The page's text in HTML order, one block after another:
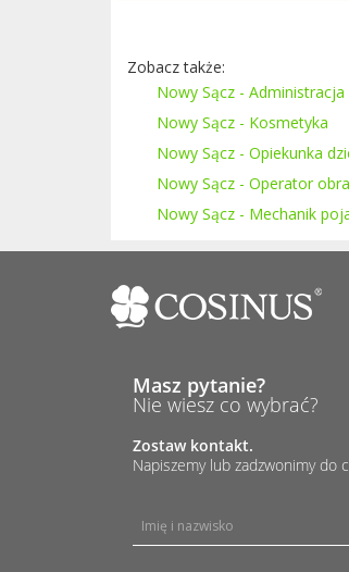
Zobacz także:
Nowy Sącz - Administracja
Nowy Sącz - Kosmetyka
Nowy Sącz - Opiekunka
Nowy Sącz - Operator
Nowy Sącz - Mechanik
Masz pytanie?
Nie wiesz co wybrać?
Zostaw kontakt.
Napiszemy lub zadzwonimy do